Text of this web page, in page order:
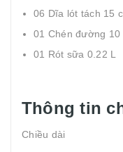
06 Dĩa lót tách 15
01 Chén đường 10
01 Rót sữa 0.22 L
Thông tin
Chiều dài